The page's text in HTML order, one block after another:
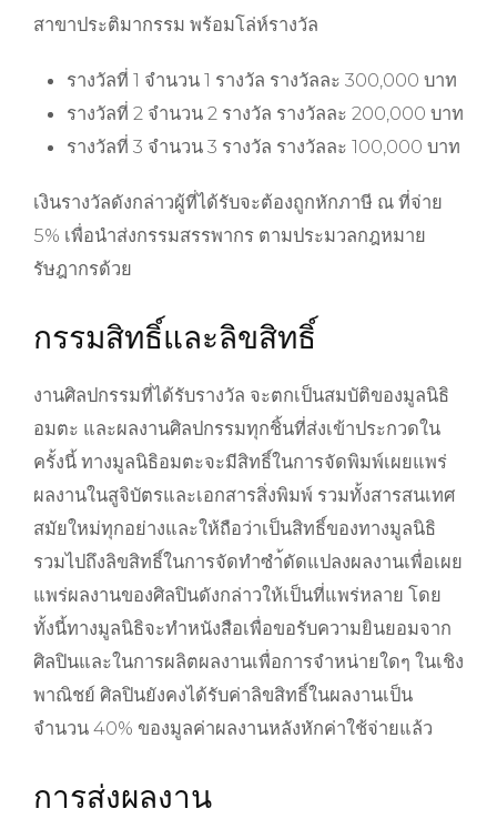
สาขาประติมากรรม พร้อมโล่ห์รางวัล
รางวัลที่ 1 จำนวน 1 รางวัล รางวัลละ 300,000 บาท
รางวัลที่ 2 จำนวน 2 รางวัล รางวัลละ 200,000 บาท
รางวัลที่ 3 จำนวน 3 รางวัล รางวัลละ 100,000 บาท
เงินรางวัลดังกล่าวผู้ที่ได้รับจะต้องถูกหักภาษี ณ ที่จ่าย
5% เพื่อนำส่งกรรมสรรพากร ตามประมวลกฎหมาย
รัษฎากรด้วย
กรรมสิทธิ์และลิขสิทธิ์
งานศิลปกรรมที่ได้รับรางวัล จะตกเป็นสมบัติของมูลนิธิ
อมตะ และผลงานศิลปกรรมทุกชิ้นที่ส่งเข้าประกวดใน
ครั้งนี้ ทางมูลนิธิอมตะจะมีสิทธิ์ในการจัดพิมพ์เผยแพร่
ผลงานในสูจิบัตรและเอกสารสิ่งพิมพ์ รวมทั้งสารสนเทศ
สมัยใหม่ทุกอย่างและให้ถือว่าเป็นสิทธิ์ของทางมูลนิธิ
รวมไปถึงลิขสิทธิ์ในการจัดทำซำ้ดัดแปลงผลงานเพื่อเผย
แพร่ผลงานของศิลปินดังกล่าวให้เป็นที่แพร่หลาย โดย
ทั้งนี้ทางมูลนิธิจะทำหนังสือเพื่อขอรับความยินยอมจาก
ศิลปินและในการผลิตผลงานเพื่อการจำหน่ายใดๆ ในเชิง
พาณิชย์ ศิลปินยังคงได้รับค่าลิขสิทธิ์ในผลงานเป็น
จำนวน 40% ของมูลค่าผลงานหลังหักค่าใช้จ่ายแล้ว
การส่งผลงาน